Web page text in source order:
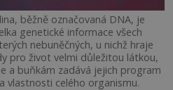
běžně označovaná DNA, je
genetické informace všech
nebuněčných, u nichž hraje
pro život velmi důležitou látkou,
a buňkám zadává jejich program
vlastnosti celého organismu.